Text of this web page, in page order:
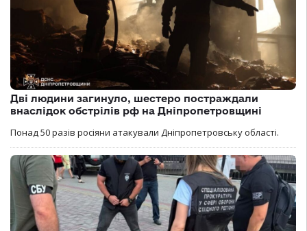
Дві людини загинуло, шестеро постраждали
внаслідок обстрілів рф на Дніпропетровщині
Понад 50 разів росіяни атакували Дніпропетровську області.